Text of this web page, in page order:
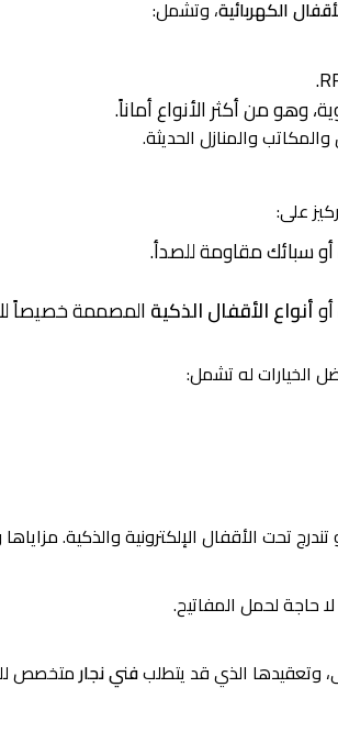
الكهربائية، وتشمل:
وهو من أكثر الأنواع أماناً.
والمنازل الحديثة.
على:
سبائك مقاومة للصدأ.
أنواع الأقفال الذكيةالمصممة خصيصاً
الخيارات له تشمل:
تحت الأقفال الإلكترونية والذكية.
حاجة لحمل المفاتيح.
وتعقيدها الذي قد يتطلبفني نجارمتخصص